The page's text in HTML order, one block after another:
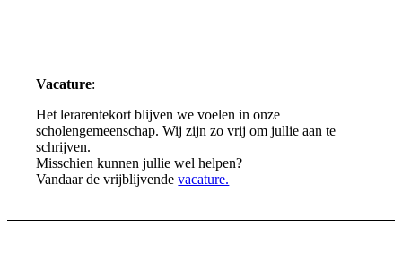
Vacature:
Het lerarentekort blijven we voelen in onze
scholengemeenschap. Wij zijn zo vrij om jullie aan te
schrijven.
Misschien kunnen jullie wel helpen?
Vandaar de vrijblijvendevacature.